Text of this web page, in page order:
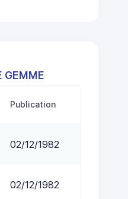
Publication
02/12/1982
02/12/1982